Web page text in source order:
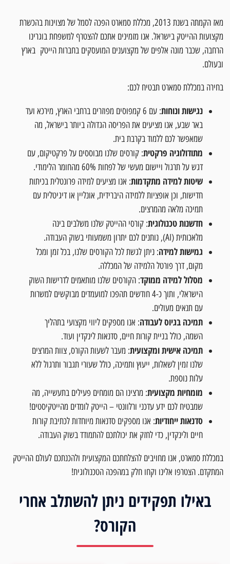
מאז הקמתה בשנת 2013, מכללת סמארט הפכה לסמל של מצוינות בהכשרת
מקצועות ההייטק בישראל. אנו מזמינים אתכם להצטרף למשפחת בוגרינו
הרחבה, שכבר מונה אלפים של מקצוענים המועסקים בחברות הייטק בארץ
ובעולם.
בחירה במכללת סמארט תבטיח לכם:
נגישות ונוחות
: עם 6 קמפוסים מפוזרים ברחבי הארץ, מירכא ועד
באר שבע, אנו מציעים את הפריסה הגדולה ביותר בישראל, מה
שמאפשר לכם ללמוד בקרבת בית.
מתודולוגיה פרקטית: קורסים שלנו מבוססים על פרקטיקום, עם
דגש על תרגול ויישום מעשי של לפחות 60% מהחומר הלימודי.
שיטות למידה מתקדמות: אנו מציעים למידה פרונטלית בכיתות
חדישות, וכן אופציות ללמידה היברידית, אונליין או דיגיטלית עם
תמיכה מלאה מהמרצים.
חדשנות טכנולוגית: קורסי ההייטק שלנו משלבים בינה
מלאכותית (AI), נותנים לכם יתרון משמעותי בשוק העבודה.
גמישות למידה: ניתן לגשת לכל הקורסים שלנו, בכל זמן ומכל
מקום, דרך פורטל הלמידה של המכללה.
מסלול למידה ממוקד: הקורסים שלנו מותאמים לדרישות השוק
הישראלי, ותוך כ-4 חודשים תהפכו למועמדים מבוקשים למשרות
עם תנאים מעולים.
תמיכה בגיוס לעבודה: אנו מספקים ליווי מקצועי בתהליך
השמה, כולל בניית קורות חיים, סדנאות לינקדין ועוד.
תמיכה אישית ומקצועית: מעבר לשעות הקורס, צוות המרצים
שלנו זמין לשאלות, ייעוץ ותמיכה, כולל שעורי תגבור ותרגול ללא
עלות נוספת.
מומחיות מקצועית: מרצינו הם מומחים פעילים בתעשייה, מה
שמבטיח לכם ידע עדכני ורלוונטי – הייטק לומדים מהייטקיסטים!
סדנאות ייחודיות: אנו מספקים סדנאות מיוחדות לכתיבת קורות
חיים ולינקדין, כדי לחזק את יכולתכם להתמודד בשוק העבודה.
במכללת סמארט, אנו מחויבים להצלחתכם המקצועית ולהכנתכם לעולם ההייטק
המתקדם. הצטרפו אלינו וקחו חלק במהפכה הטכנולוגית!
באילו תפקידים ניתן להשתלב אחרי
הקורס?